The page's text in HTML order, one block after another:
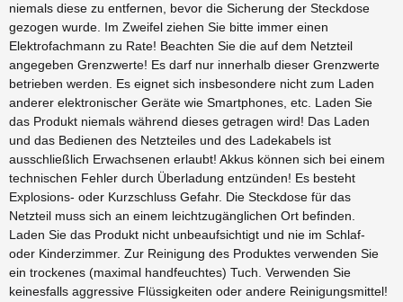
niemals diese zu entfernen, bevor die Sicherung der Steckdose
gezogen wurde. Im Zweifel ziehen Sie bitte immer einen
Elektrofachmann zu Rate! Beachten Sie die auf dem Netzteil
angegeben Grenzwerte! Es darf nur innerhalb dieser Grenzwerte
betrieben werden. Es eignet sich insbesondere nicht zum Laden
anderer elektronischer Geräte wie Smartphones, etc. Laden Sie
das Produkt niemals während dieses getragen wird! Das Laden
und das Bedienen des Netzteiles und des Ladekabels ist
ausschließlich Erwachsenen erlaubt! Akkus können sich bei einem
technischen Fehler durch Überladung entzünden! Es besteht
Explosions- oder Kurzschluss Gefahr. Die Steckdose für das
Netzteil muss sich an einem leichtzugänglichen Ort befinden.
Laden Sie das Produkt nicht unbeaufsichtigt und nie im Schlaf-
oder Kinderzimmer. Zur Reinigung des Produktes verwenden Sie
ein trockenes (maximal handfeuchtes) Tuch. Verwenden Sie
keinesfalls aggressive Flüssigkeiten oder andere Reinigungsmittel!